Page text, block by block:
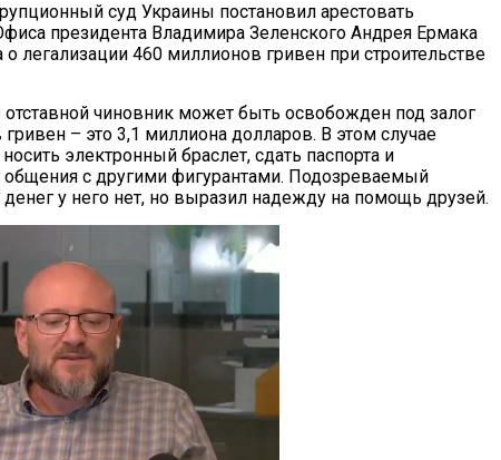
суд Украины постановил арестовать
президента Владимира Зеленского Андрея Ермака
о легализации 460 миллионов гривен при строительстве
отставной чиновник может быть освобожден под залог
– это 3,1 миллиона долларов. В этом случае
электронный браслет, сдать паспорта и
общения с другими фигурантами. Подозреваемый
денег у него нет, но выразил надежду на помощь друзей.